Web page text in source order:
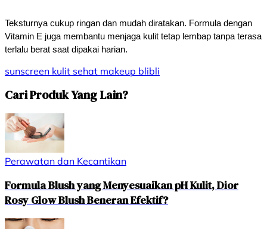
Teksturnya cukup ringan dan mudah diratakan. Formula dengan
Vitamin E juga membantu menjaga kulit tetap lembap tanpa terasa
terlalu berat saat dipakai harian.
sunscreen kulit sehat makeup blibli
Cari Produk Yang Lain?
Perawatan dan Kecantikan
Formula Blush yang Menyesuaikan pH Kulit, Dior
Rosy Glow Blush Beneran Efektif?